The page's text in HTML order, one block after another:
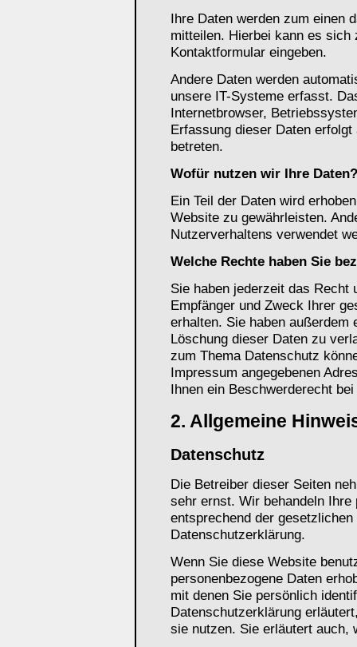
Ihre Daten werden zum einen
mitteilen. Hierbei kann es sich
Kontaktformular eingeben.
Andere Daten werden
unsere IT-Systeme erfasst.
Internetbrowser,
Erfassung dieser Daten
betreten.
Wofür nutzen wir Ihre Daten?
Ein Teil der Daten wird
Website zu gewährleisten.
Nutzerverhaltens verwendet
Welche Rechte haben Sie
Sie haben jederzeit das Recht
Empfänger und Zweck Ihrer
erhalten. Sie haben außerdem
Löschung dieser Daten zu
zum Thema Datenschutz
Impressum angegebenen
Ihnen ein Beschwerderecht
2. Allgemeine
Datenschutz
Die Betreiber dieser Seiten
sehr ernst. Wir behandeln Ihre
entsprechend der
Datenschutzerklärung.
Wenn Sie diese Website
personenbezogene Daten
mit denen Sie persönlich
Datenschutzerklärung
sie nutzen. Sie erläutert auch,